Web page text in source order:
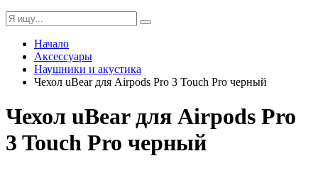
Начало
Аксессуары
Наушники и акустика
Чехол uBear для Airpods Pro 3 Touch Pro черный
Чехол uBear для Airpods Pro
3 Touch Pro черный